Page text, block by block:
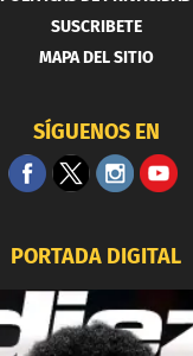
SUSCRIBETE
MAPA DEL SITIO
SÍGUENOS EN
PORTADA DIGITAL